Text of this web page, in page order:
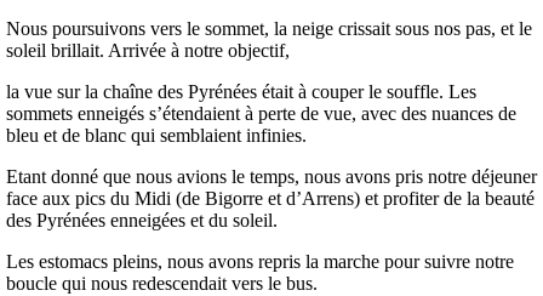
Nous poursuivons vers le sommet, la neige crissait sous nos pas, et le
soleil brillait. Arrivée à notre objectif,
la vue sur la chaîne des Pyrénées était à couper le souffle. Les
sommets enneigés s’étendaient à perte de vue, avec des nuances de
bleu et de blanc qui semblaient infinies.
Etant donné que nous avions le temps, nous avons pris notre déjeuner
face aux pics du Midi (de Bigorre et d’Arrens) et profiter de la beauté
des Pyrénées enneigées et du soleil.
Les estomacs pleins, nous avons repris la marche pour suivre notre
boucle qui nous redescendait vers le bus.